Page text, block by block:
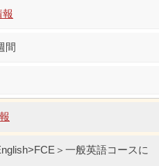
報
間
＞一般英語コースに